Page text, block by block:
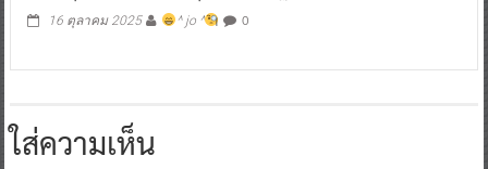
16 ตุลาคม 2025 ^ jo ^ 0
ใส่ความเห็น